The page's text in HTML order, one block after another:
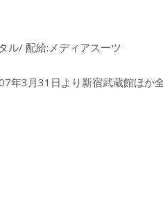
ル/ 配給:メディアスーツ
年3月31日より新宿武蔵館ほか